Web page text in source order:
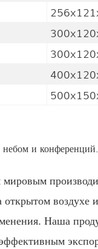
и конференций.
Наша